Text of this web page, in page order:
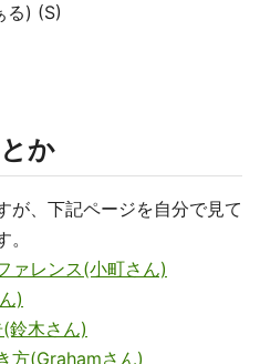
る) (S)
か
が、下記ページを自分で見て
ァレンス(小町さん)
)
鈴木さん)
方(Grahamさん)